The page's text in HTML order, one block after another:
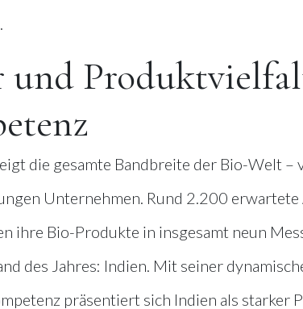
und
die gesamte Bandbreite der Bio-Welt –
Unternehmen. Rund 2.200
ihre Bio-Produkte in insgesamt neun
des Jahres: Indien. Mit seiner
präsentiert sich Indien als starker